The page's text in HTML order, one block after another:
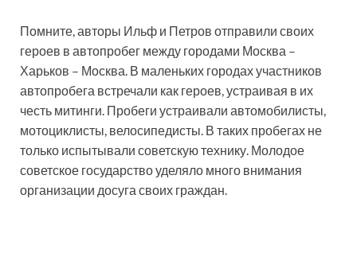
Помните, авторы Ильф и Петров отправили своих
героев в автопробег между городами Москва –
Харьков – Москва. В маленьких городах участников
автопробега встречали как героев, устраивая в их
честь митинги. Пробеги устраивали автомобилисты,
мотоциклисты, велосипедисты. В таких пробегах не
только испытывали советскую технику. Молодое
советское государство уделяло много внимания
организации досуга своих граждан.